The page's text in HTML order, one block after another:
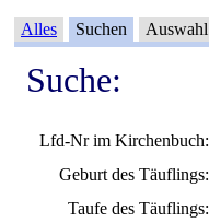
Alles Suchen Auswahl
Suche:
Lfd-Nr im Kirchenbuch:
Geburt des Täuflings:
Taufe des Täuflings: